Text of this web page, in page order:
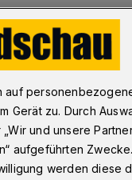
auf
Gerät zu. Durch
und unsere
aufgeführten
werden diese